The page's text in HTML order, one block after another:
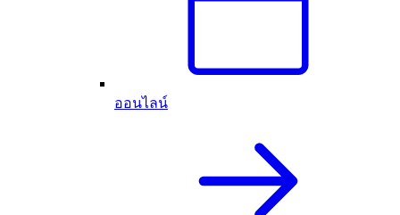
ออนไลน์